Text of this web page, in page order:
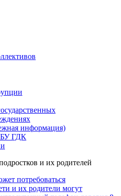
информация)
ГДК
и их родителей